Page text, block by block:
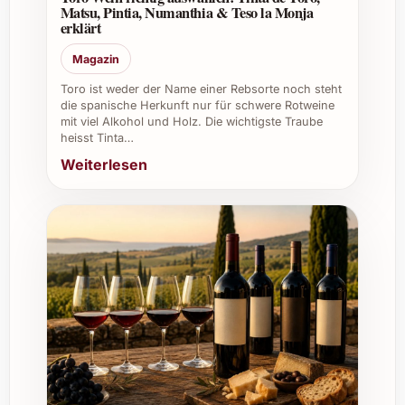
Woher stammt der Wein?
Er kommt aus einer traditionsreichen
spanischen Region, bekannt für Weine der
Tempranillo-Traube mit Charakter und
Persönlichkeit.
Welche Vorteile bietet der Wein für den
Er ist ein hochwertiger Tropfen für
Restaurants, Weinbars und Catering, der
Kunden überzeugt und Weinkarten bereichert.
Seine Vielseitigkeit und die hohe Qualität
machen ihn zu einem starken Angebot bei
Firmenevents und als edles Geschenk.
Individuelle Tipps und Vorteile für
Matsu, Pintia, Numanthia & Teso la Monja
erklärt
Magazin
Toro ist weder der Name einer Rebsorte noch steht
die spanische Herkunft nur für schwere Rotweine
mit viel Alkohol und Holz. Die wichtigste Traube
heisst Tinta…
Weiterlesen